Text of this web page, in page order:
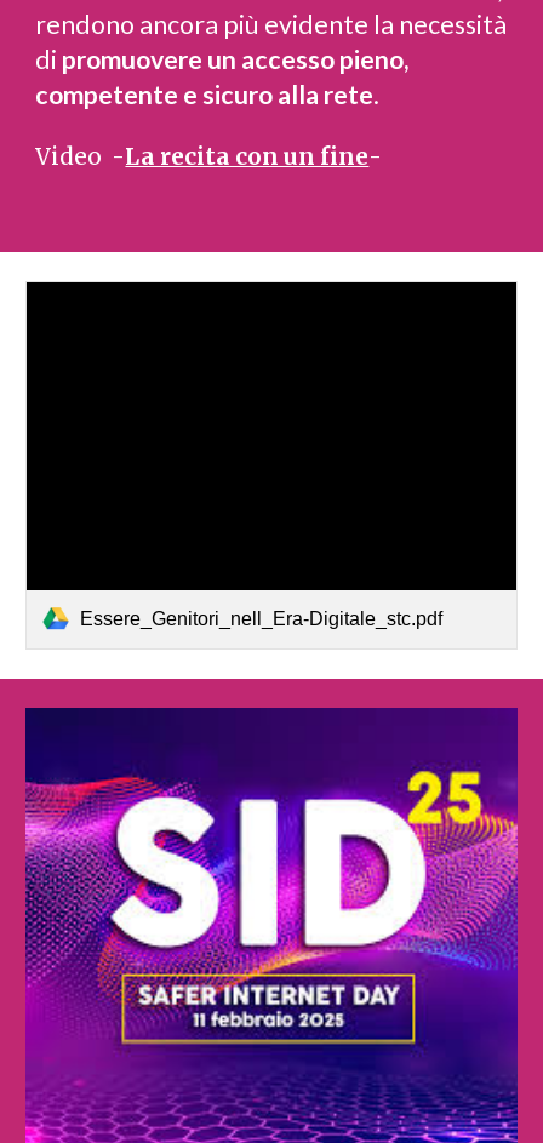
rendono ancora più evidente la necessità
di promuovere un accesso pieno,
competente e sicuro alla rete.
Video -La recita con un fine-
Essere_Genitori_nell_Era-Digitale_stc.pdf